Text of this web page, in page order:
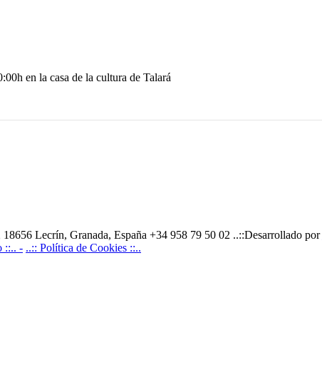
en la casa de la cultura de Talará
Lecrín, Granada, España +34 958 79 50 02 ..::Desarrollado por
::.. - ..:: Política de Cookies ::..